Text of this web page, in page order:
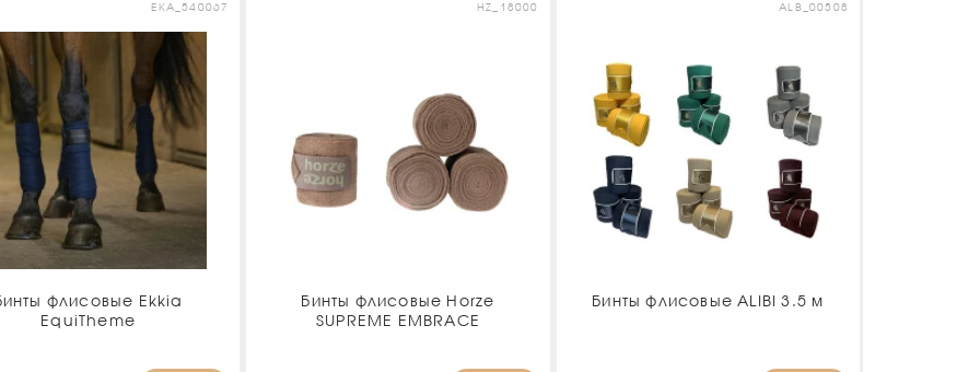
EKA_540067
флисовые Ekkia
EquiTheme
HZ_18000
Бинты флисовые Horze
SUPREME EMBRACE
ALB_00508
Бинты флисовые ALIBI 3.5 м